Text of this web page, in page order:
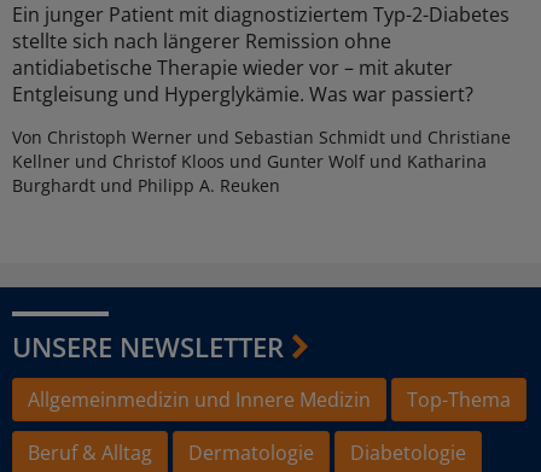
Ein junger Patient mit diagnostiziertem Typ-2-Diabetes
stellte sich nach längerer Remission ohne
antidiabetische Therapie wieder vor – mit akuter
Entgleisung und Hyperglykämie. Was war passiert?
Von Christoph Werner und Sebastian Schmidt und Christiane
Kellner und Christof Kloos und Gunter Wolf und Katharina
Burghardt und Philipp A. Reuken
UNSERE NEWSLETTER
Allgemeinmedizin und Innere Medizin
Top-Thema
Beruf & Alltag
Dermatologie
Diabetologie